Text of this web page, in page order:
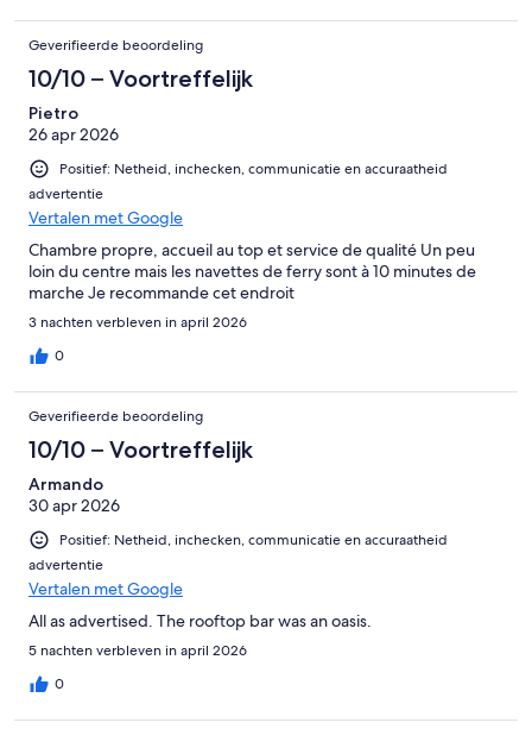
Geverifieerde beoordeling
10/10 – Voortreffelijk
Pietro
26 apr 2026
Positief: Netheid, inchecken, communicatie en accuraatheid
advertentie
Vertalen met Google
Chambre propre, accueil au top et service de qualité Un peu
loin du centre mais les navettes de ferry sont à 10 minutes de
marche Je recommande cet endroit
3 nachten verbleven in april 2026
0
Geverifieerde beoordeling
10/10 – Voortreffelijk
Armando
30 apr 2026
Positief: Netheid, inchecken, communicatie en accuraatheid
advertentie
Vertalen met Google
All as advertised. The rooftop bar was an oasis.
5 nachten verbleven in april 2026
0